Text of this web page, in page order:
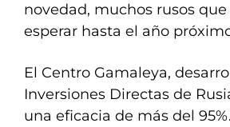
novedad, muchos rusos
esperar hasta el año
El Centro Gamaleya,
Inversiones Directas de
una eficacia de más del